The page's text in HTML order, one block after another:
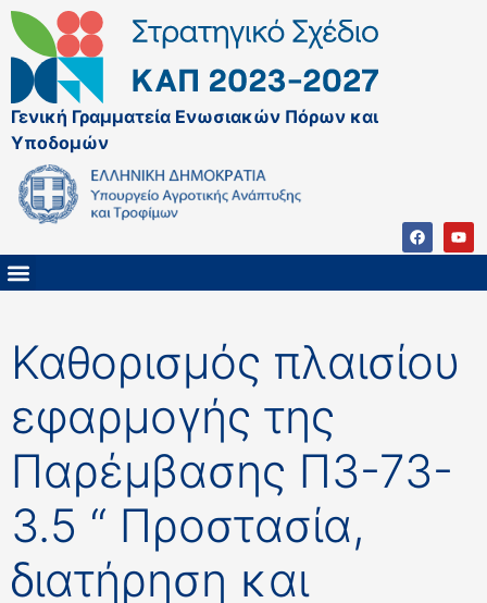
Γενική Γραμματεία Ενωσιακών Πόρων και
Υποδομών
Καθορισμός πλαισίου
εφαρμογής της
Παρέμβασης Π3-73-
3.5 “ Προστασία,
διατήρηση και